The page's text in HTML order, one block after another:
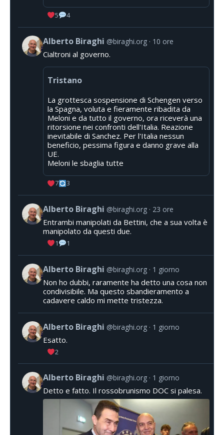
5 4
Alberto Biraghi @biraghi.org 10 ore
Cialtroni al governo.
Tristano
La grottesca sospensione di Schengen verso
la Spagna, voluta e fieramente ribadita da
Meloni e da tutto il governo, ora riceverà una
ritorsione nei confronti dell'Italia. Reazione
inevitabile di Sanchez. Per l'Italia nessun
beneficio, pessima figura e danno grave alla
UE.
Meloni le sbaglia tutte
7 3
Alberto Biraghi @biraghi.org 23 ore
Entrambi manipolati da Bettini, che a sua volta è
manipolato da questi due.
1 1
Alberto Biraghi @biraghi.org 1 giorno
Non ho dubbi, raramente ha detto una cosa non
condivisibile. Ma questo sbandieramento a
cadavere caldo mi mette tristezza.
Alberto Biraghi @biraghi.org 1 giorno
Esatto.
2
Alberto Biraghi @biraghi.org 1 giorno
Detto e fatto. Il rossobrunismo DOC si palesa.